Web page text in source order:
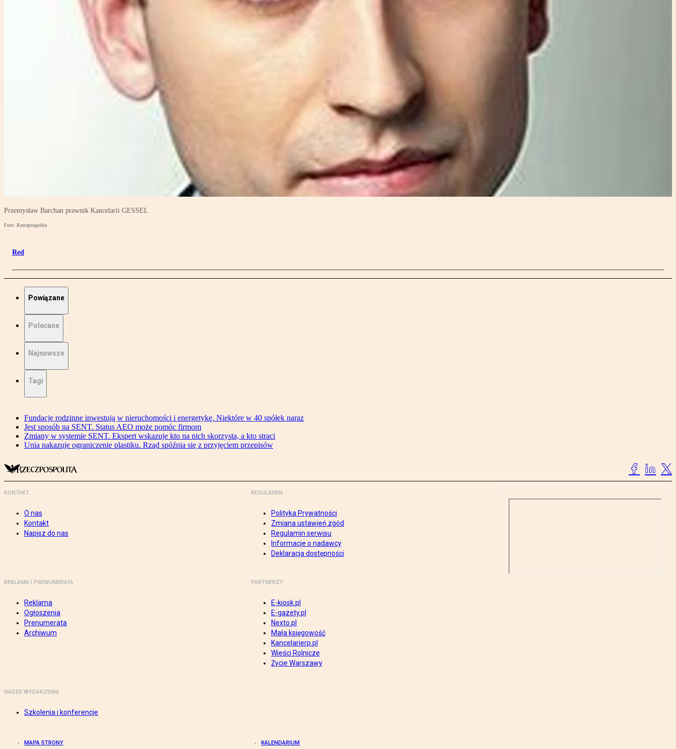
Przemysław Barchan prawnik Kancelarii GESSEL
Foto: Rzeczpospolita
Red
Powiązane
Polecane
Najnowsze
Tagi
Fundacje rodzinne inwestują w nieruchomości i energetykę. Niektóre w 40 spółek naraz
Jest sposób na SENT. Status AEO może pomóc firmom
Zmiany w systemie SENT. Ekspert wskazuje kto na nich skorzysta, a kto straci
Unia nakazuje ograniczenie plastiku. Rząd spóźnia się z przyjęciem przepisów
KONTAKT
O nas
Kontakt
Napisz do nas
REGULAMIN
Polityka Prywatności
Zmiana ustawień zgód
Regulamin serwisu
Informacje o nadawcy
Deklaracja dostępności
REKLAMA I PRENUMERATA
Reklama
Ogłoszenia
Prenumerata
Archiwum
PARTNERZY
E-kiosk.pl
E-gazety.pl
Nexto.pl
Mała księgowość
Kancelarierp.pl
Wieści Rolnicze
Życie Warszawy
NASZE WYDARZENIA
Szkolenia i konferencje
MAPA STRONY KALENDARIUM